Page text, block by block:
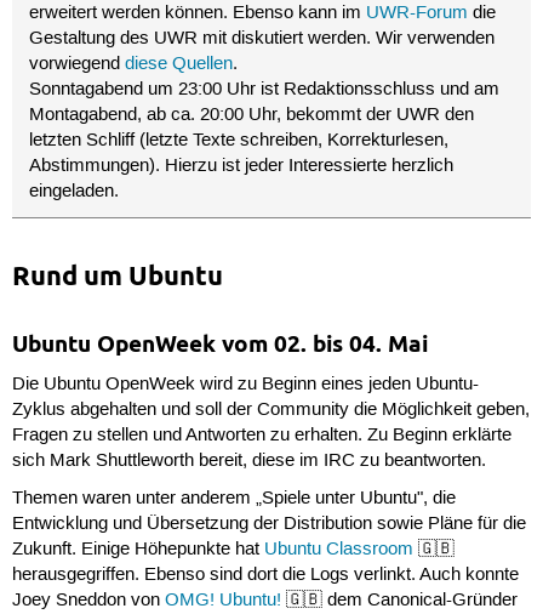
erweitert werden können. Ebenso kann im UWR-Forum die
Gestaltung des UWR mit diskutiert werden. Wir verwenden
vorwiegenddiese Quellen.
Sonntagabend um 23:00 Uhr ist Redaktionsschluss und am
Montagabend, ab ca. 20:00 Uhr, bekommt der UWR den
letzten Schliff (letzte Texte schreiben, Korrekturlesen,
Abstimmungen). Hierzu ist jeder Interessierte herzlich
eingeladen.
Rund um Ubuntu
Ubuntu OpenWeek vom 02. bis 04. Mai
Die Ubuntu OpenWeek wird zu Beginn eines jeden Ubuntu-
Zyklus abgehalten und soll der Community die Möglichkeit geben,
Fragen zu stellen und Antworten zu erhalten. Zu Beginn erklärte
sich Mark Shuttleworth bereit, diese im IRC zu beantworten.
Themen waren unter anderem „Spiele unter Ubuntu", die
Entwicklung und Übersetzung der Distribution sowie Pläne für die
Zukunft. Einige Höhepunkte hat Ubuntu Classroom 🇬🇧
herausgegriffen. Ebenso sind dort die Logs verlinkt. Auch konnte
Joey Sneddon von OMG! Ubuntu! 🇬🇧 dem Canonical-Gründer